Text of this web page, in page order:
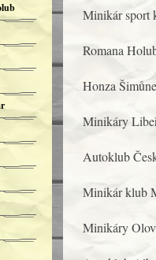
Minikár sport
Romana
Honza
Minikáry
Autoklub
Minikár klub
Minikáry